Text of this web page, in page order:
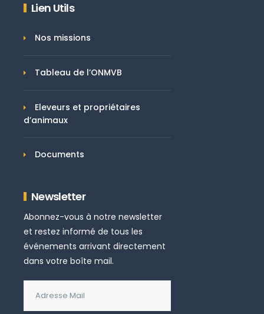
Lien Utils
Nos missions
Tableau de l’ONMVB
Eleveurs et propriétaires
d’animaux
Documents
Newsletter
Abonnez-vous à notre newsletter
et restez informé de tous les
événements arrivant directement
dans votre boîte mail.